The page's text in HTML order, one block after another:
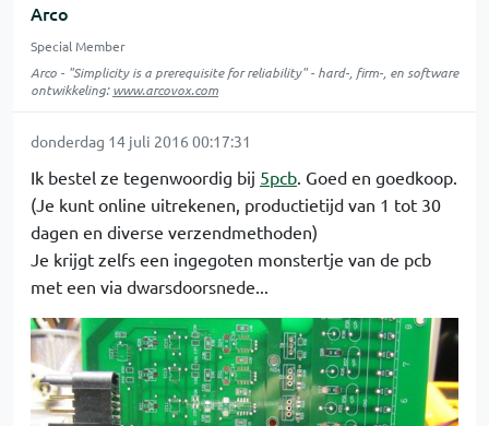
Arco
Special Member
Arco - "Simplicity is a prerequisite for reliability" - hard-, firm-, en software
ontwikkeling:www.arcovox.com
donderdag 14 juli 2016 00:17:31
Ik bestel ze tegenwoordig bij 5pcb. Goed en goedkoop.
(Je kunt online uitrekenen, productietijd van 1 tot 30
dagen en diverse verzendmethoden)
Je krijgt zelfs een ingegoten monstertje van de pcb
met een via dwarsdoorsnede...